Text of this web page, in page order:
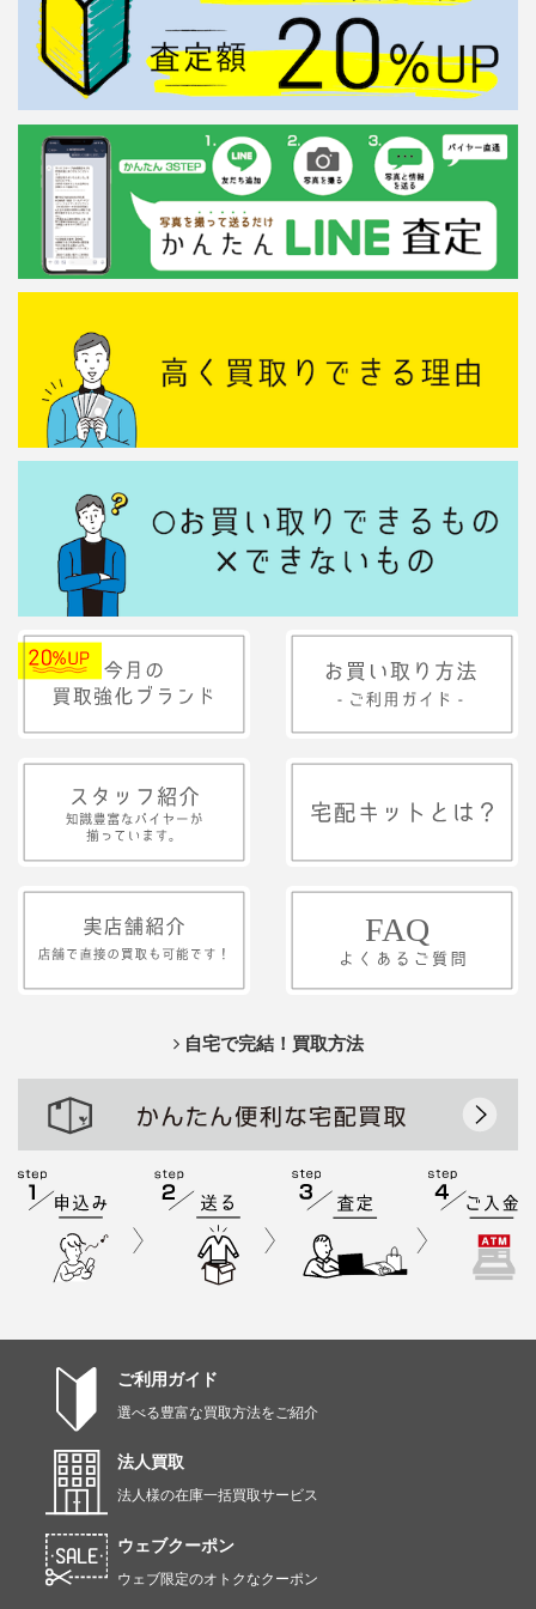
自宅で完結！買取方法
ご利用ガイド
選べる豊富な買取方法をご紹介
法人買取
法人様の在庫一括買取サービス
ウェブクーポン
ウェブ限定のオトクなクーポン